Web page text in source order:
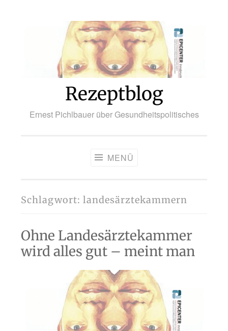
Rezeptblog
Ernest Pichlbauer über Gesundheitspolitisches
MENÜ
Schlagwort: landesärztekammern
Ohne Landesärztekammer
wird alles gut – meint man